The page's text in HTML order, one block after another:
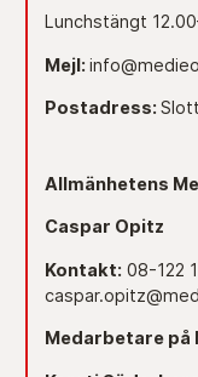
Lunchstängt
Mejl:
Postadress:
Allmänhetens
Caspar Opitz
Kontakt: 08-122
Medarbetare på